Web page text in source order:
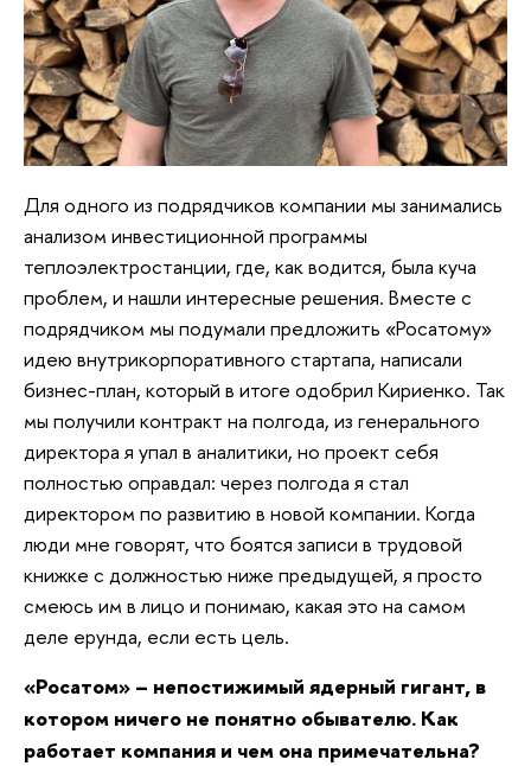
Для одного из подрядчиков компании мы занимались
анализом инвестиционной программы
теплоэлектростанции, где, как водится, была куча
проблем, и нашли интересные решения. Вместе с
подрядчиком мы подумали предложить «Росатому»
идею внутрикорпоративного стартапа, написали
бизнес-план, который в итоге одобрил Кириенко. Так
мы получили контракт на полгода, из генерального
директора я упал в аналитики, но проект себя
полностью оправдал: через полгода я стал
директором по развитию в новой компании. Когда
люди мне говорят, что боятся записи в трудовой
книжке с должностью ниже предыдущей, я просто
смеюсь им в лицо и понимаю, какая это на самом
деле ерунда, если есть цель.
«Росатом» – непостижимый ядерный гигант, в
котором ничего не понятно обывателю. Как
работает компания и чем она примечательна?